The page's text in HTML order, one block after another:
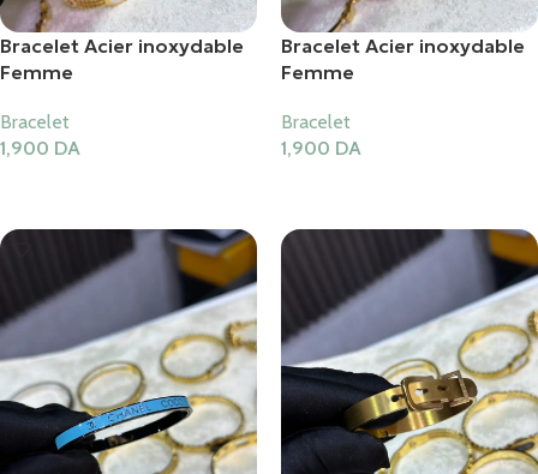
Bracelet Acier inoxydable
Femme
Bracelet
1,900 DA
Bracelet Acier inoxydable
Femme
Bracelet
1,900 DA